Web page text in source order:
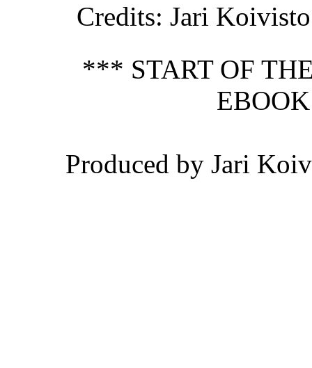
Credits: Jari Koivisto
*** START OF
Produced by Jari